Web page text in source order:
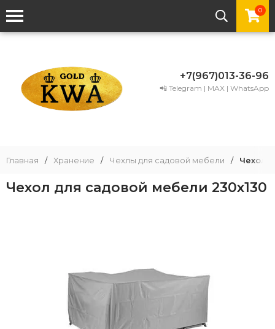
0
+7(967)013-36-96
📲 Telegram | MAX | WhatsApp
Главная / Хранение / Чехлы для садовой мебели / Чехол
Чехол для садовой мебели 230х130